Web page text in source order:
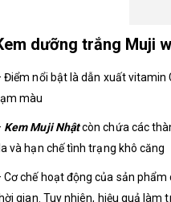
dưỡng trắng Muji
Điểm nổi bật là dẫn xuất vitamin
màu
Kem Muji Nhậtcòn chứa các
và hạn chế tình trạng khô căng
Cơ chế hoạt động của sản
gian. Tuy nhiên, hiệu quả làm